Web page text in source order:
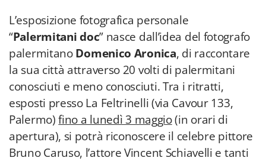
L’esposizione fotografica personale
“Palermitani doc” nasce dall’idea del fotografo
palermitanoDomenico Aronica, di raccontare
la sua città attraverso 20 volti di palermitani
conosciuti e meno conosciuti. Tra i ritratti,
esposti presso La Feltrinelli (via Cavour 133,
Palermo)fino a lunedì 3 maggio(in orari di
apertura), si potrà riconoscere il celebre pittore
Bruno Caruso, l’attore Vincent Schiavelli e tanti